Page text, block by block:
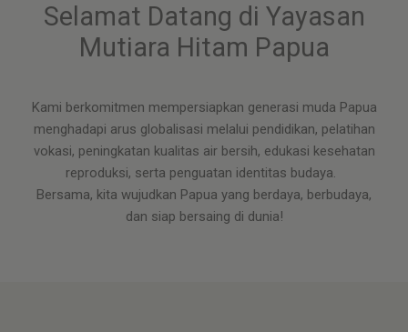
Selamat Datang di Yayasan
Mutiara Hitam Papua
Kami berkomitmen mempersiapkan generasi muda Papua
menghadapi arus globalisasi melalui pendidikan, pelatihan
vokasi, peningkatan kualitas air bersih, edukasi kesehatan
reproduksi, serta penguatan identitas budaya.
Bersama, kita wujudkan Papua yang berdaya, berbudaya,
dan siap bersaing di dunia!